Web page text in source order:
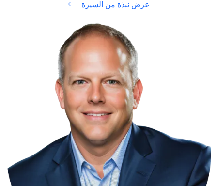
عرض نبذة من السيرة